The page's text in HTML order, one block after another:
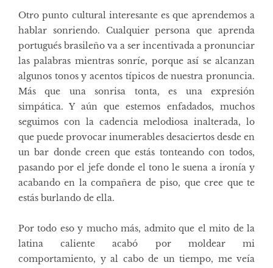
Otro punto cultural interesante es que aprendemos a
hablar sonriendo. Cualquier persona que aprenda
portugués brasileño va a ser incentivada a pronunciar
las palabras mientras sonríe, porque así se alcanzan
algunos tonos y acentos típicos de nuestra pronuncia.
Más que una sonrisa tonta, es una expresión
simpática. Y aún que estemos enfadados, muchos
seguimos con la cadencia melodiosa inalterada, lo
que puede provocar inumerables desaciertos desde en
un bar donde creen que estás tonteando con todos,
pasando por el jefe donde el tono le suena a ironía y
acabando en la compañera de piso, que cree que te
estás burlando de ella.
Por todo eso y mucho más, admito que el mito de la
latina caliente acabó por moldear mi
comportamiento, y al cabo de un tiempo, me veía